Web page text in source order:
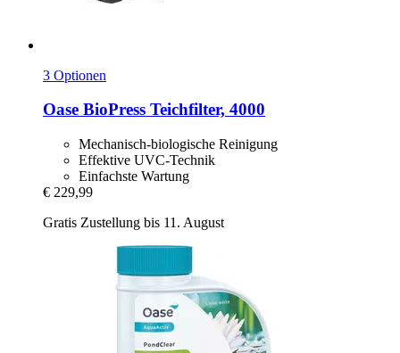
3 Optionen
Oase BioPress Teichfilter, 4000
Mechanisch-biologische Reinigung
Effektive UVC-Technik
Einfachste Wartung
€ 229,99
Gratis Zustellung bis 11. August